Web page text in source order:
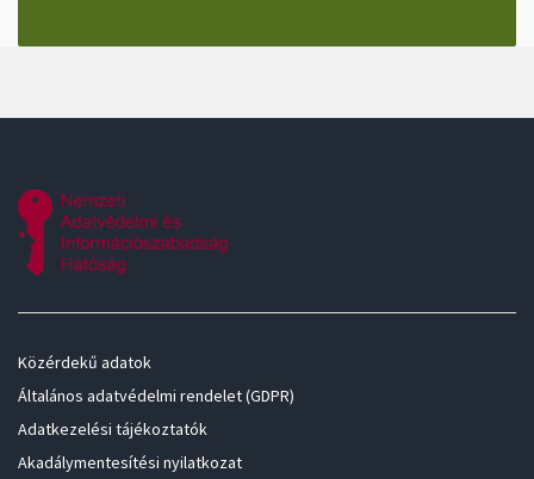
Közérdekű adatok
Általános adatvédelmi rendelet (GDPR)
Adatkezelési tájékoztatók
Akadálymentesítési nyilatkozat